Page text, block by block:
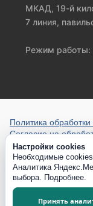
МКАД, 19-й
7 линия,
Режим работы:
Политика
Согласие на
Настройки cookies
Необходимые
Аналитика
выбора. Подробнее.
Принять